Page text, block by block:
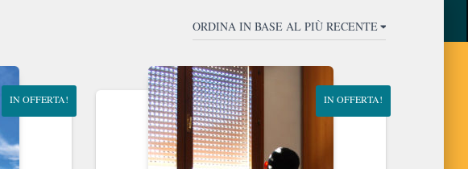
IN OFFERTA! IN OFFERTA!